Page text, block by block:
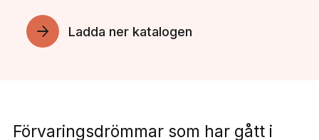
Ladda ner katalogen
Förvaringsdrömmar som har gått i